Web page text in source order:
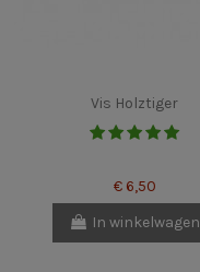
Vis Holztiger
€ 6,50
In winkelwagen